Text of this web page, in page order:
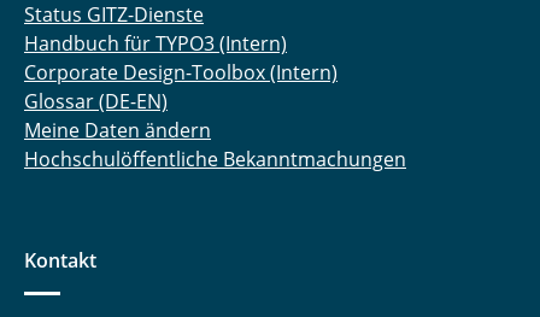
Status GITZ-Dienste
Handbuch für TYPO3 (Intern)
Corporate Design-Toolbox (Intern)
Glossar (DE-EN)
Meine Daten ändern
Hochschulöffentliche Bekanntmachungen
Kontakt